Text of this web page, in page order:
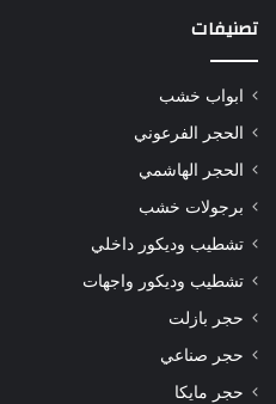
تصنيفات
ابواب خشب
الحجر الفرعوني
الحجر الهاشمي
برجولات خشب
تشطيب وديكور داخلي
تشطيب وديكور واجهات
حجر بازلت
حجر صناعي
حجر مايكا